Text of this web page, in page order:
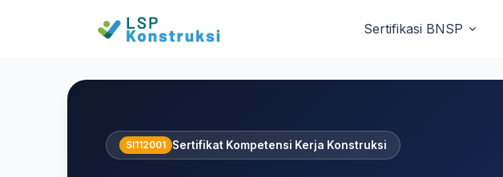
Sertifikasi BNSP
Home SKK Konstruksi Manajer Pelaksana Konstruksi Sistem Produksi Air Minum
SI112001 Sertifikat Kompetensi Kerja Konstruksi